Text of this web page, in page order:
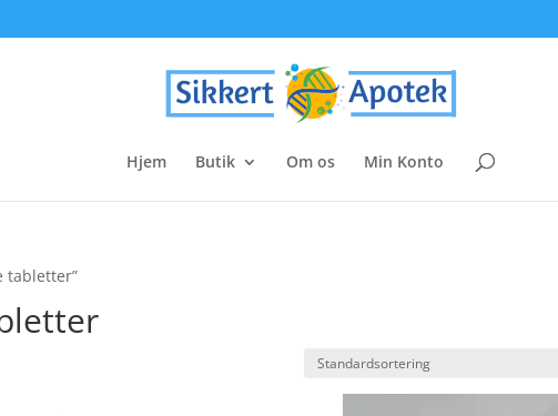
Hjem Butik Om os Min Konto
tabletter”